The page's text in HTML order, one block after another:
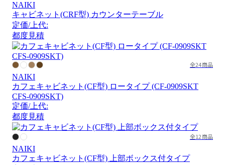
NAIKI
キャビネット(CRF型) カウンターテーブル
定価/上代:
都度見積
全24商品
NAIKI
カフェキャビネット(CF型) ロータイプ (CF-0909SKT
CFS-0909SKT)
定価/上代:
都度見積
全12商品
NAIKI
カフェキャビネット(CF型) 上部ボックス付タイプ